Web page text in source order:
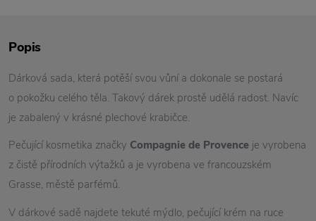
Popis
Dárková sada, která potěší svou vůní a dokonale se postará
o pokožku celého těla. Takový dárek prostě udělá radost. Navíc
je zabalený v krásné plechové krabičce.
Pečující kosmetika značky Compagnie de Provence je vyrobena
z čistě přírodních výtažků a je vyrobena ve francouzském
Grasse, městě parfémů.
V dárkové sadě najdete tekuté mýdlo, pečující krém na ruce